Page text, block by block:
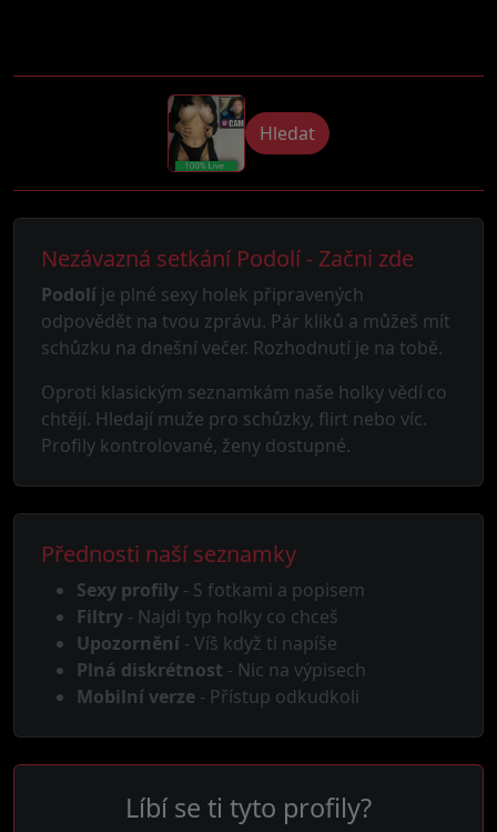
Hledat
Nezávazná setkání Podolí - Začni zde
Podolí je plné sexy holek připravených
odpovědět na tvou zprávu. Pár kliků a můžeš mít
schůzku na dnešní večer. Rozhodnutí je na tobě.
Oproti klasickým seznamkám naše holky vědí co
chtějí. Hledají muže pro schůzky, flirt nebo víc.
Profily kontrolované, ženy dostupné.
Přednosti naší seznamky
Sexy profily - S fotkami a popisem
Filtry - Najdi typ holky co chceš
Upozornění - Víš když ti napíše
Plná diskrétnost - Nic na výpisech
Mobilní verze - Přístup odkudkoli
Líbí se ti tyto profily?